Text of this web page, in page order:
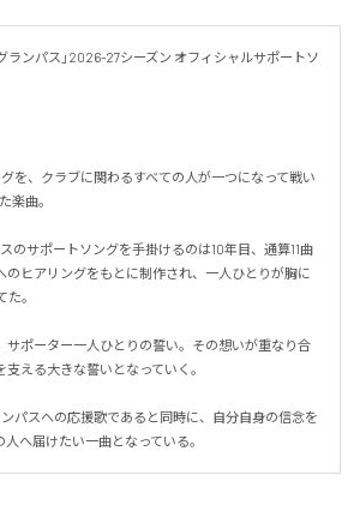
ランパス」2026-27シーズン オフィシャルサポートソ
を、クラブに関わるすべての人が一つになって戦い
楽曲。
のサポートソングを手掛けるのは10年目、通算11曲
のヒアリングをもとに制作され、一人ひとりが胸に
た。
サポーター一人ひとりの誓い。その想いが重なり合
える大きな誓いとなっていく。
ンパスへの応援歌であると同時に、自分自身の信念を
へ届けたい一曲となっている。